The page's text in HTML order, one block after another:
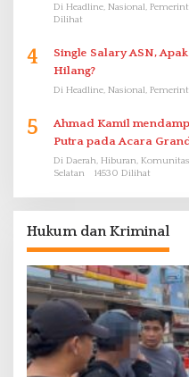
Di Headline, Nasional,
Dilihat
4
Single Salary ASN,
Hilang?
Di Headline, Nasional,
5
Ahmad Kamil mendampingi Langsung Dike Mandala
Putra pada Acara
Proklamasi Mirip Bung
Di Daerah, Hiburan,
Selatan
14530 Dilihat
Hukum dan Kriminal